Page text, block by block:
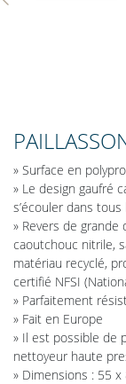
» Surface en
» Le design gaufré
s’écouler dans tous
» Revers de
caoutchouc nitrile,
matériau recyclé,
certifié NFSI
» Parfaitement
» Fait en Europe
» Il est possible de
nettoyeur haute
» Dimensions : 55 x